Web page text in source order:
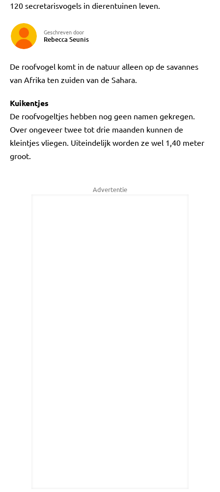
120 secretarisvogels in dierentuinen leven.
Geschreven door
Rebecca Seunis
De roofvogel komt in de natuur alleen op de savannes
van Afrika ten zuiden van de Sahara.
Kuikentjes
De roofvogeltjes hebben nog geen namen gekregen.
Over ongeveer twee tot drie maanden kunnen de
kleintjes vliegen. Uiteindelijk worden ze wel 1,40 meter
groot.
Advertentie